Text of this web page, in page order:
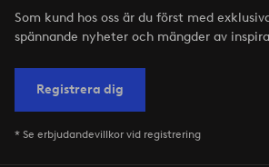
Som kund hos oss är du först med
spännande nyheter och mängder av
Registrera dig
* Se erbjudandevillkor vid registrering